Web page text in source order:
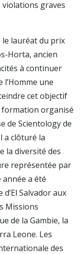
violations graves
le lauréat du prix
Horta, ancien
à continuer
une
cet objectif
formation organisé
de Scientology de
a clôturé la
la diversité des
représentée par
a été
Salvador aux
Missions
de la Gambie, la
Leone. Les
des